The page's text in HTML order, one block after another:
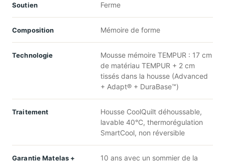
Soutien Ferme
Composition Mémoire de forme
Technologie
Mousse mémoire TEMPUR : 17 cm
de matériau TEMPUR + 2 cm
tissés dans la housse (Advanced
+ Adapt® + DuraBase™)
Traitement
Housse CoolQuilt déhoussable,
lavable 40°C, thermorégulation
SmartCool, non réversible
Garantie Matelas +
10 ans avec un sommier de la